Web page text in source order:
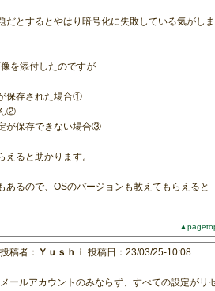
だとするとやはり暗号化に失敗している気がしま
を添付したのですが
保存された場合①
②
が保存できない場合③
ると助かります。
あるので、OSのバージョンも教えてもらえると
投稿者： Ｙｕｓｈｉ 投稿日：23/03/25-10:08
ールアカウントのみならず、すべての設定がリ